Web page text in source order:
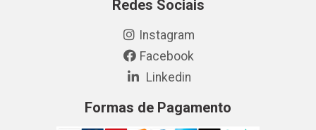
Redes Sociais
Instagram
Facebook
Linkedin
Formas de Pagamento